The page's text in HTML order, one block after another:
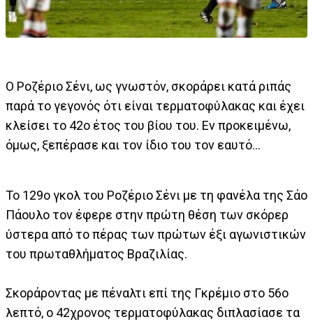
O Ροζέριο Σένι, ως γνωστόν, σκοράρει κατά ριπάς
παρά το γεγονός ότι είναι τερματοφύλακας και έχει
κλείσει το 42ο έτος του βίου του. Εν προκειμένω,
όμως, ξεπέρασε και τον ίδιο του τον εαυτό...
Το 129ο γκολ του Ροζέριο Σένι με τη φανέλα της Σάο
Πάουλο τον έφερε στην πρώτη θέση των σκόρερ
ύστερα από το πέρας των πρώτων έξι αγωνιστικών
του πρωταθλήματος Βραζιλίας.
Σκοράροντας με πέναλτι επί της Γκρέμιο στο 56ο
λεπτό, ο 42χρονος τερματοφύλακας διπλασίασε τα